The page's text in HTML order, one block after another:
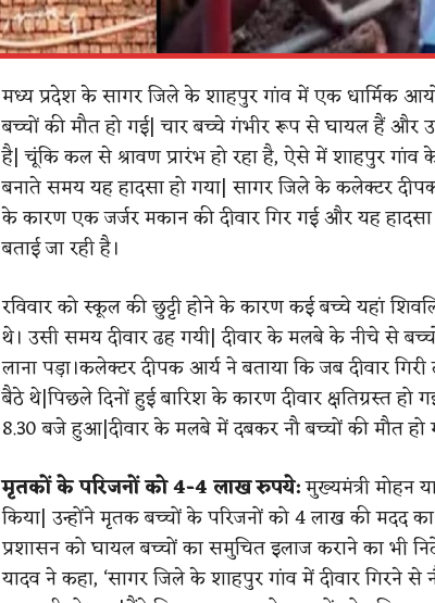
मध्य प्रदेश के सागर जिले के शाहपुर गांव में एक धार्मिक
बच्चों की मौत हो गई| चार बच्चे गंभीर रूप से घायल हैं और
है| चूंकि कल से श्रावण प्रारंभ हो रहा है, ऐसे में शाहपुर गांव
बनाते समय यह हादसा हो गया| सागर जिले के कलेक्टर
के कारण एक जर्जर मकान की दीवार गिर गई और यह
बताई जा रही है।
रविवार को स्कूल की छुट्टी होने के कारण कई बच्चे यहां
थे। उसी समय दीवार ढह गयी| दीवार के मलबे के नीचे से
लाना पड़ा।कलेक्टर दीपक आर्य ने बताया कि जब दीवार
बैठे थे|पिछले दिनों हुई बारिश के कारण दीवार क्षतिग्रस्त
8.30 बजे हुआ|दीवार के मलबे में दबकर नौ बच्चों की मौत हो
मृतकों के परिजनों को 4-4 लाख रुपये:मुख्यमंत्री मोहन
किया| उन्होंने मृतक बच्चों के परिजनों को 4 लाख की मदद का
प्रशासन को घायल बच्चों का समुचित इलाज कराने का भी
यादव ने कहा, ‘सागर जिले के शाहपुर गांव में दीवार गिरने